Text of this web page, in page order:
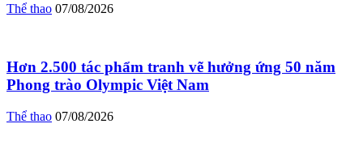
Thể thao 07/08/2026
Hơn 2.500 tác phẩm tranh vẽ hưởng ứng 50 năm
Phong trào Olympic Việt Nam
Thể thao 07/08/2026